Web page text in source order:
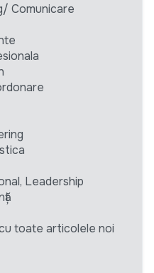
Comunicare
Leadership
toate articolele noi